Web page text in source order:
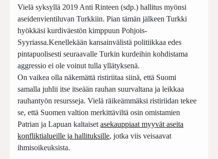
Vielä syksyllä 2019 Anti Rinteen (sdp.) hallitus myönsi
aseidenvientiluvan Turkkiin. Pian tämän jälkeen Turkki
hyökkäsi kurdiväestön kimppuun Pohjois-
Syyriassa.Kenellekään kansainvälistä politiikkaa edes
pintapuolisesti seuraavalle Turkin kurdeihin kohdistama
aggressio ei ole voinut tulla yllätyksenä.
On vaikea olla näkemättä ristiriitaa siinä, että Suomi
samalla juhlii itse itseään rauhan suurvaltana ja leikkaa
rauhantyön resursseja. Vielä räikeämmäksi ristiriidan tekee
se, että Suomen valtion merkittäviltä osin omistamien
Patrian ja Lapuan kaltaiset asekauppiaat myyvät aseita
konfliktialueille ja hallituksille, jotka viis veisaavat
ihmisoikeuksista.